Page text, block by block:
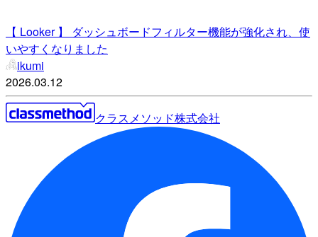
【 Looker 】 ダッシュボードフィルター機能が強化され、使
いやすくなりました
ikumi
2026.03.12
クラスメソッド株式会社